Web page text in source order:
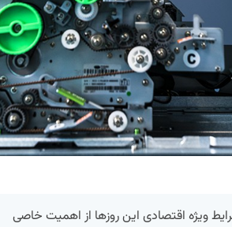
ویژه اقتصادی این روزها از اهمیت خاصی